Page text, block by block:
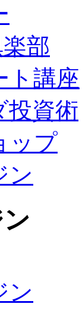
部
ト講座
投資術
ップ
ン
ン